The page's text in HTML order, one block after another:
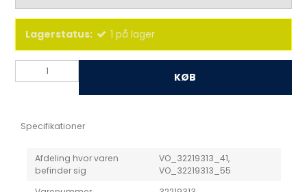
Lagerstatus: 1 på lager
KØB
Specifikationer
Afdeling hvor varen
befinder sig
VO_32219313_41,
VO_32219313_55